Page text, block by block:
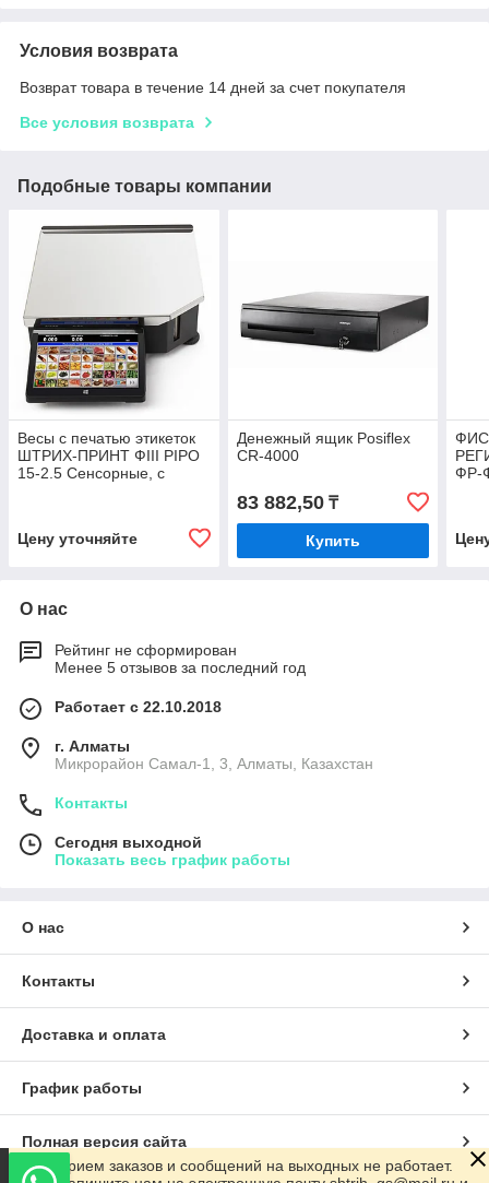
Условия возврата
Возврат товара в течение 14 дней за счет покупателя
Все условия возврата
Подобные товары компании
Весы с печатью этикеток
ШТРИХ-ПРИНТ ФIII PIPO
15-2.5 Сенсорные, с
Цену уточняйте
Денежный ящик Posiflex
СR-4000
83 882,50₸
Купить
ФР-
О нас
Рейтинг не сформирован
Менее 5 отзывов за последний год
Работает с 22.10.2018
г. Алматы
Микрорайон Самал-1, 3, Алматы, Казахстан
Контакты
Сегодня выходной
Показать весь график работы
О нас
Контакты
Доставка и оплата
График работы
Полная версия сайта
Прием заказов и сообщений на выходных не работает.